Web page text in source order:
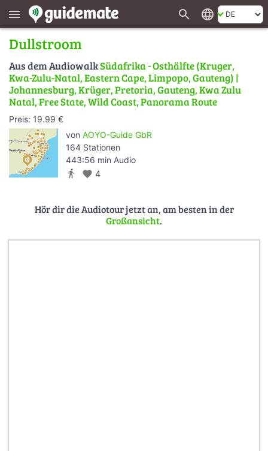
menu search language
Dullstroom
Aus dem AudiowalkSüdafrika - Osthälfte (Kruger,
Kwa-Zulu-Natal, Eastern Cape, Limpopo, Gauteng) |
Johannesburg, Krüger, Pretoria, Gauteng, Kwa Zulu
Natal, Free State, Wild Coast, Panorama Route
Preis: 19.99 €
von AOYO-Guide GbR
164 Stationen
443:56 min Audio
directions_walk favorite 4
Hör dir die Audiotour jetzt an, am besten in der
Großansicht.